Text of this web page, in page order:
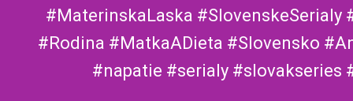
#MaterinskaLaska #SlovenskeSerialy
#Rodina #MatkaADieta #Slovensko
#napatie #serialy #slovakseries